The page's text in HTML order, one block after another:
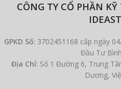
CÔNG TY CỔ PHẦN
GPKD Số: 3702451168 cấp ngày
Đầu Tư
Địa Chỉ: Số 1 Đường 6, Trung
Dương,